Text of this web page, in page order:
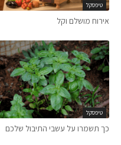
טיפסקל
אירוח מושלם וקל
טיפסקל
כך תשמרו על עשבי התיבול שלכם